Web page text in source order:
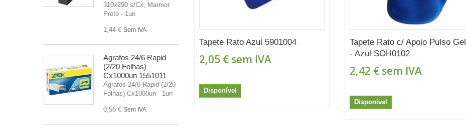
310x290 s/Cx, Marmor
Preto - 1un
1,44 € Sem IVA
Agrafos 24/6 Rapid
(2/20 Folhas)
Cx1000un 1551011
Agrafos 24/6 Rapid (2/20
Folhas) Cx1000un - 1un
0,56 € Sem IVA
Tapete Rato Azul 5901004
2,05 € sem IVA
Disponível
Tapete Rato c/ Apoio Pulso Gel
- Azul SOH0102
2,42 €sem IVA
Disponível